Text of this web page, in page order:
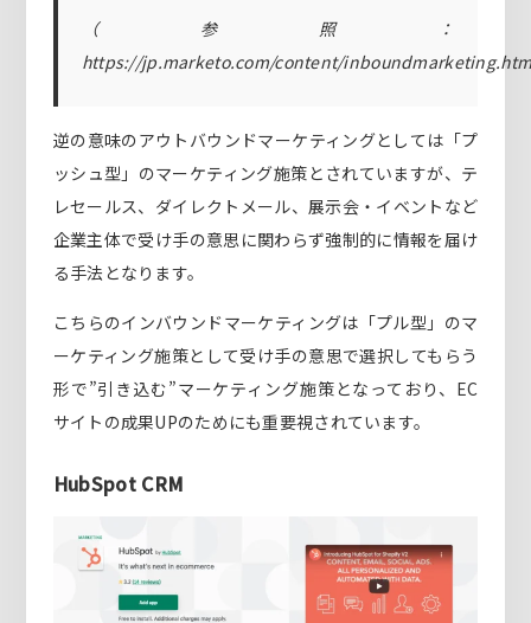
（参照：
https://jp.marketo.com/content/
逆の意味のアウトバウンドマーケティングとしては「プ
ッシュ型」のマーケティング施策とされていますが、テ
レセールス、ダイレクトメール、展示会・イベントなど
企業主体で受け手の意思に関わらず強制的に情報を届け
る手法となります。
こちらのインバウンドマーケティングは「プル型」のマ
ーケティング施策として受け手の意思で選択してもらう
形で”引き込む”マーケティング施策となっており、EC
サイトの成果UPのためにも重要視されています。
HubSpot CRM